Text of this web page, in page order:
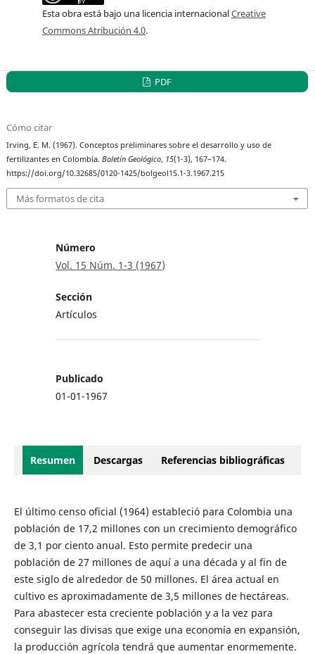
Esta obra está bajo una licencia internacionalCreative
Commons Atribución 4.0.
PDF
Cómo citar
Irving, E. M. (1967). Conceptos preliminares sobre el desarrollo y uso de
fertilizantes en Colombia.Boletín Geológico, 15(1-3), 167–174.
https://doi.org/10.32685/0120-1425/bolgeol15.1-3.1967.215
Más formatos de cita
Número
Vol. 15 Núm. 1-3 (1967)
Sección
Artículos
Publicado
01-01-1967
Resumen Descargas Referencias bibliográficas
El último censo oficial (1964) estableció para Colombia una
población de 17,2 millones con un crecimiento demográfico
de 3,1 por ciento anual. Esto permite predecir una
población de 27 millones de aquí a una década y al fin de
este siglo de alrededor de 50 millones. El área actual en
cultivo es aproximadamente de 3,5 millones de hectáreas.
Para abastecer esta creciente población y a la vez para
conseguir las divisas que exige una economía en expansión,
la producción agrícola tendrá que aumentar enormemente.